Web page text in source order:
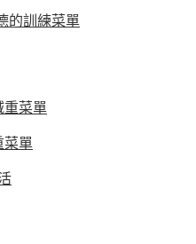
的訓練菜單
菜單